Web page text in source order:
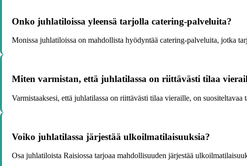
Onko juhlatiloissa yleensä tarjolla catering-palveluita?
Monissa juhlatiloissa on mahdollista hyödyntää catering-palveluita, jotka
Miten varmistan, että juhlatilassa on riittävästi tilaa
Varmistaaksesi, että juhlatilassa on riittävästi tilaa vieraille, on
Voiko juhlatilassa järjestää ulkoilmatilaisuuksia?
Osa juhlatiloista Raisiossa tarjoaa mahdollisuuden järjestää